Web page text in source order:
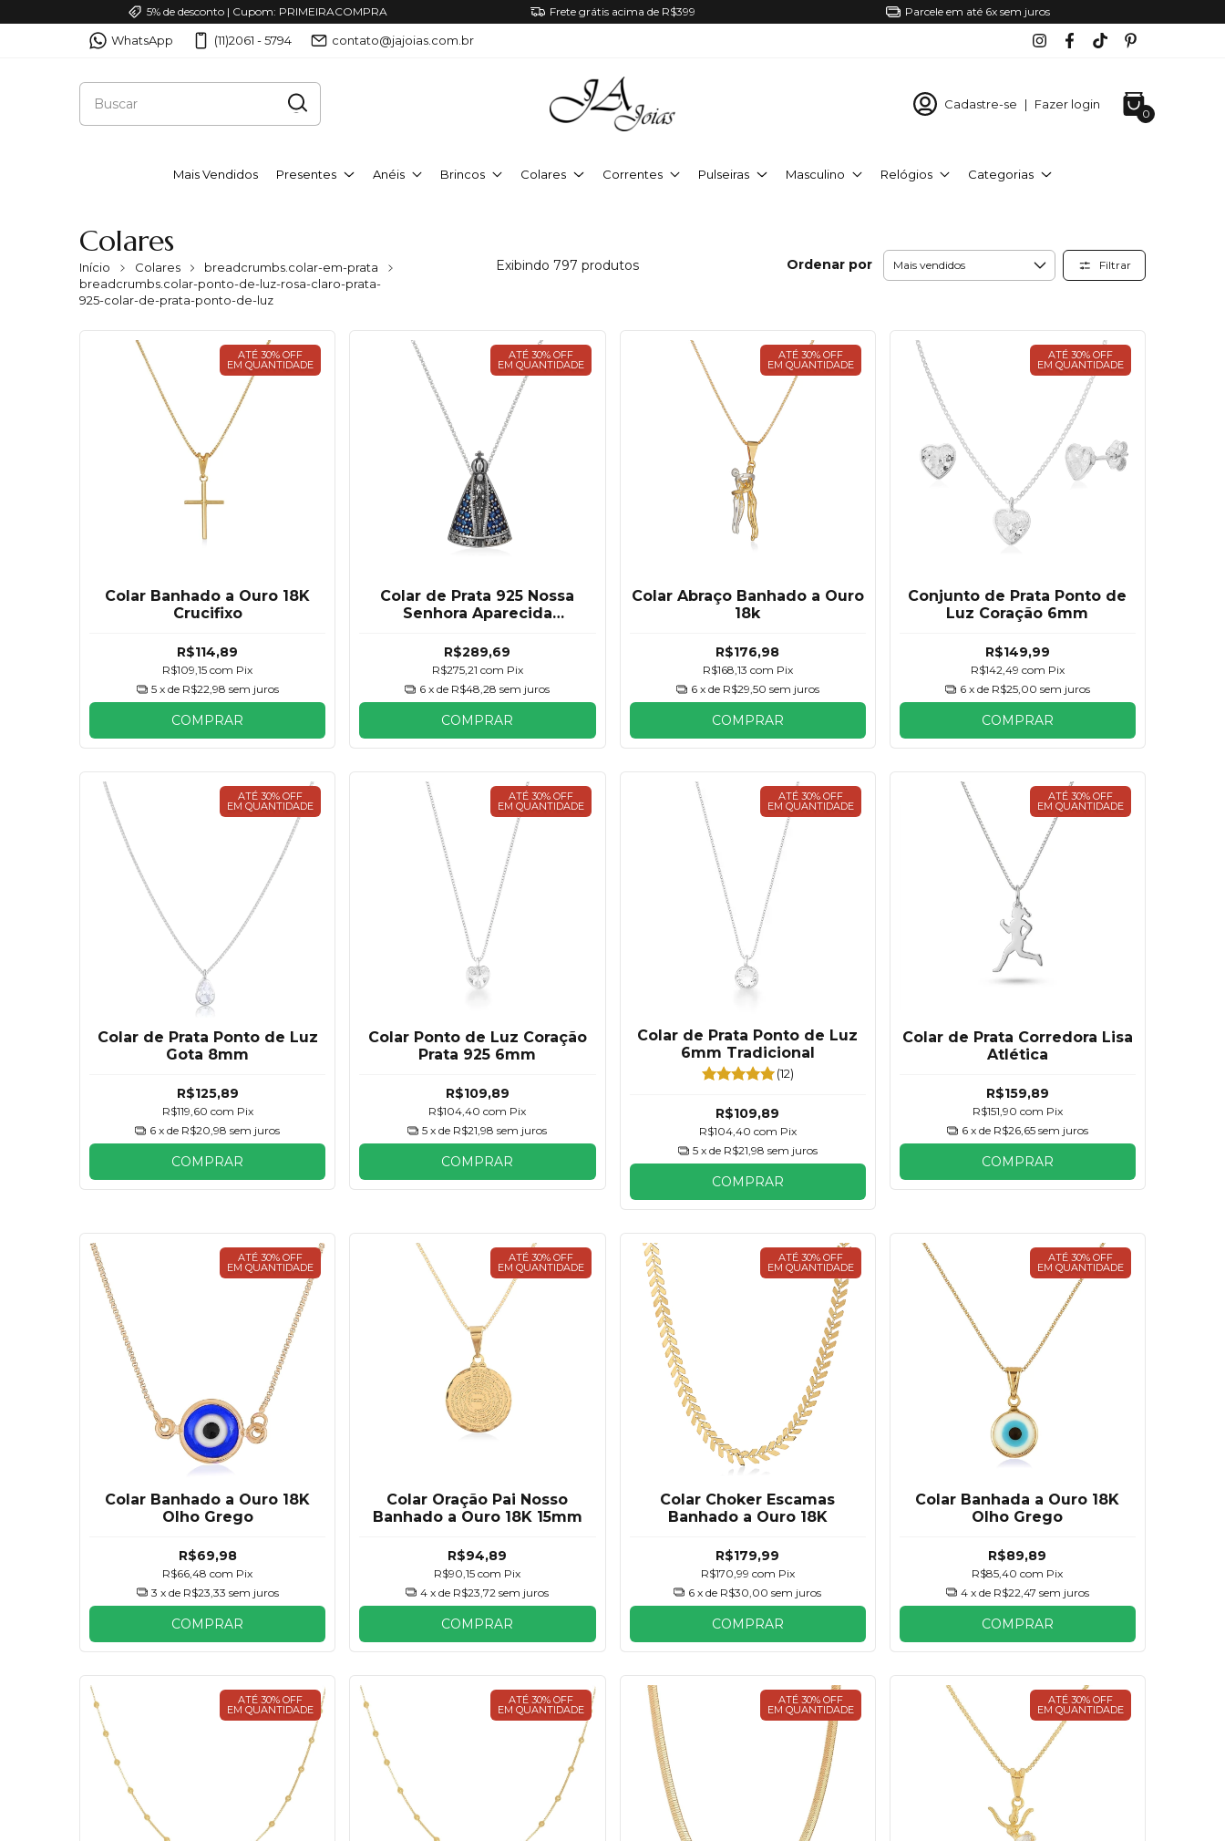
5% de desconto | Cupom: PRIMEIRACOMPRA Frete grátis acima de R$399 Parcele em até 6x sem juros
WhatsApp (11)2061 - 5794 contato@jajoias.com.br
Cadastre-se | Fazer login
0
Mais Vendidos Presentes Anéis Brincos Colares Correntes Pulseiras Masculino Relógios Categorias
Colares
Início Colares
breadcrumbs.colar-em-prata
breadcrumbs.colar-ponto-de-luz-rosa-claro-prata-
925-colar-de-prata-ponto-de-luz
Exibindo 797 produtos Ordenar por Filtrar
ATÉ 30% OFF
EM QUANTIDADE
Colar Banhado a Ouro 18K
Crucifixo
R$114,89
R$109,15com Pix
5 x de R$22,98 sem juros
COMPRAR
ATÉ 30% OFF
EM QUANTIDADE
Colar de Prata 925 Nossa
Senhora Aparecida
R$289,69
R$275,21 com Pix
6 x de R$48,28 sem juros
COMPRAR
ATÉ 30% OFF
EM QUANTIDADE
Colar Abraço Banhado a Ouro
18k
R$176,98
R$168,13 com Pix
6 x de R$29,50 sem juros
COMPRAR
ATÉ 30% OFF
EM QUANTIDADE
Conjunto de Prata Ponto de
Luz Coração 6mm
R$149,99
R$142,49 com Pix
6 x de R$25,00 sem juros
COMPRAR
ATÉ 30% OFF
EM QUANTIDADE
Colar de Prata Ponto de Luz
Gota 8mm
R$125,89
R$119,60 com Pix
6 x de R$20,98 sem juros
COMPRAR
ATÉ 30% OFF
EM QUANTIDADE
Colar Ponto de Luz Coração
Prata 925 6mm
R$109,89
R$104,40com Pix
5 x de R$21,98 sem juros
COMPRAR
ATÉ 30% OFF
EM QUANTIDADE
Colar de Prata Ponto de Luz
6mm Tradicional
(12)
R$109,89
R$104,40 com Pix
5 x de R$21,98 sem juros
COMPRAR
ATÉ 30% OFF
EM QUANTIDADE
Colar de Prata Corredora Lisa
Atlética
R$159,89
R$151,90 com Pix
6 x de R$26,65 sem juros
COMPRAR
ATÉ 30% OFF
EM QUANTIDADE
Colar Banhado a Ouro 18K
Olho Grego
R$69,98
R$66,48com Pix
3 x de R$23,33 sem juros
COMPRAR
ATÉ 30% OFF
EM QUANTIDADE
Colar Oração Pai Nosso
Banhado a Ouro 18K 15mm
R$94,89
R$90,15com Pix
4 x de R$23,72 sem juros
COMPRAR
ATÉ 30% OFF
EM QUANTIDADE
Colar Choker Escamas
Banhado a Ouro 18K
R$179,99
R$170,99 com Pix
6 x de R$30,00 sem juros
COMPRAR
ATÉ 30% OFF
EM QUANTIDADE
Colar Banhada a Ouro 18K
Olho Grego
R$89,89
R$85,40com Pix
4 x de R$22,47 sem juros
COMPRAR
ATÉ 30% OFF
EM QUANTIDADE
ATÉ 30% OFF
EM QUANTIDADE
ATÉ 30% OFF
EM QUANTIDADE
ATÉ 30% OFF
EM QUANTIDADE